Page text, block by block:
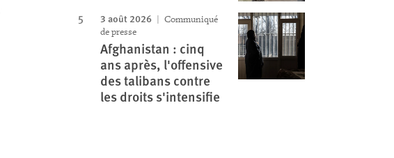
3 août 2026
Communiqué
de presse
Afghanistan : cinq
ans après, l'offensive
des talibans contre
les droits s'intensifie